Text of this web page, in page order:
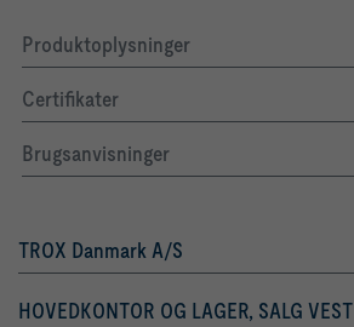
Produktoplysninger
Certifikater
Brugsanvisninger
TROX Danmark A/S
HOVEDKONTOR OG LAGER, SALG VEST